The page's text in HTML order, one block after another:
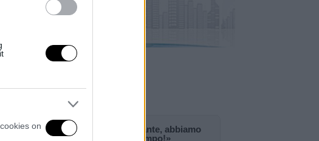
on
«La notizia è importante, abbiamo
bisogno di tempo!»